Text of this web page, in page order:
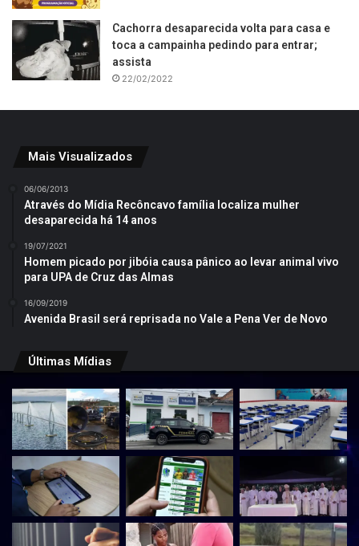
Cachorra desaparecida volta para casa e
toca a campainha pedindo para entrar;
assista
22/02/2022
Mais Visualizados
06/06/2013
Através do Mídia Recôncavo família localiza mulher
desaparecida há 14 anos
19/07/2021
Homem picado por jibóia causa pânico ao levar animal vivo
para UPA de Cruz das Almas
16/09/2019
Avenida Brasil será reprisada no Vale a Pena Ver de Novo
Últimas Mídias